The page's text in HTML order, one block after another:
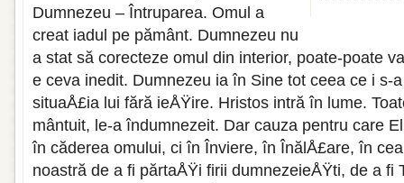
Dumnezeu – Întruparea. Omul a
creat iadul pe pământ. Dumnezeu nu
a stat să corecteze omul din interior, poate-poate
e ceva inedit. Dumnezeu ia în Sine tot ceea ce i s-
situaÅ£ia lui fără ieÅŸire. Hristos intră în lume.
mântuit, le-a îndumnezeit. Dar cauza pentru care
în căderea omului, ci în Înviere, în ÎnălÅ£are, în
noastră de a fi părtaÅŸi firii dumnezeieÅŸti, de a fi